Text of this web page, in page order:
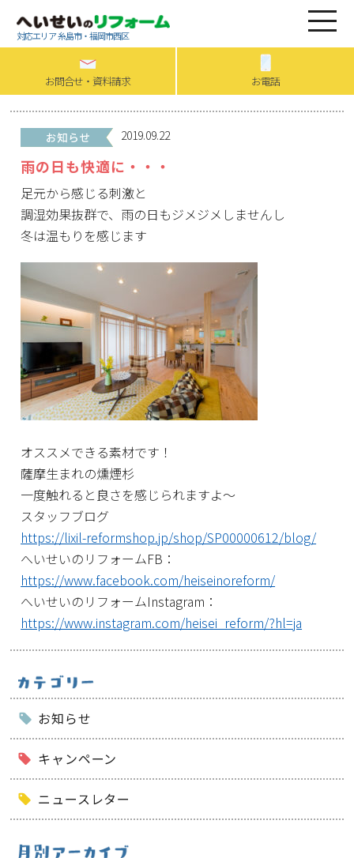
対応エリア 糸島市・福岡市西区
お問合せ・資料請求 お電話
2019.09.22
雨の日も快適に・・・
足元から感じる刺激と
調湿効果抜群で、雨の日もジメジメしませんし
冬は温もりを感じます
オススメできる素材です！
薩摩生まれの燻煙杉
一度触れると良さを感じられますよ～
スタッフブログ
https://lixil-reformshop.jp/shop/SP00000612/blog/
へいせいのリフォームFB：
https://www.facebook.com/heiseinoreform/
へいせいのリフォームInstagram：
https://www.instagram.com/heisei_reform/?hl=ja
お知らせ
キャンペーン
ニュースレター